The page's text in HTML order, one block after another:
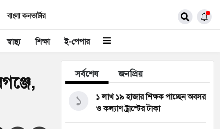
বাংলা কনভার্টার
স্বাস্থ্য শিক্ষা ই-পেপার
সর্বশেষ জনপ্রিয়
১ লাখ ১৯ হাজার শিক্ষক পাচ্ছেন অবসর
ও কল্যাণ ট্রাস্টের টাকা
১